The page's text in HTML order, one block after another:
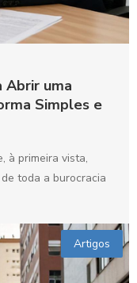
Abrir uma
Simples e
à primeira vista,
toda a burocracia
Artigos